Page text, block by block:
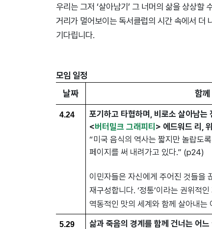
우리는 그저 ‘살아남기’ 그 너머의 삶을 상상
거리가 멀어보이는 독서클럽의 시간 속에서 더
기다립니다.
모임 일정
날짜
함께
4.24
포기하고 타협하며, 비로소 살아남는
<버터밀크 그래피티 > 에드워드 리,
“미국 음식의 역사는 짧지만 놀랍도
페이지를 써 내려가고 있다.” (p24)
이민자들은 자신에게 주어진 것들을
재구성합니다. ‘정통’이라는 권위적
역동적인 맛의 세계와 함께 살아내는
5.29
삶과 죽음의 경계를 함께 건너는 어느